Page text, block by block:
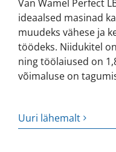
Van Wamel Perfect
ideaalsed masinad
muudeks vähese ja
töödeks. Niidukitel
ning töölaiused on
võimaluse on
Uuri lähemalt